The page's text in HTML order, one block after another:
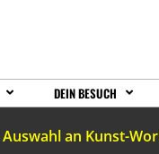
DEIN BESUCH
an Kunst-